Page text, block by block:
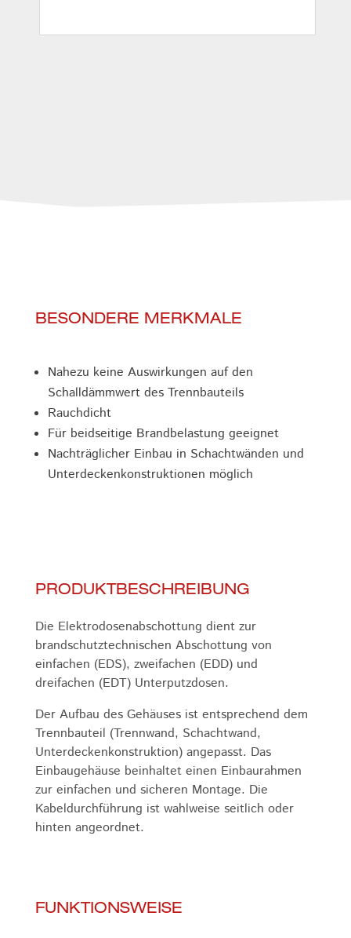
BESONDERE MERKMALE
Nahezu keine Auswirkungen auf den
Schalldämmwert des Trennbauteils
Rauchdicht
Für beidseitige Brandbelastung geeignet
Nachträglicher Einbau in Schachtwänden und
Unterdeckenkonstruktionen möglich
PRODUKTBESCHREIBUNG
Die Elektrodosenabschottung dient zur
brandschutztechnischen Abschottung von
einfachen (EDS), zweifachen (EDD) und
dreifachen (EDT) Unterputzdosen.
Der Aufbau des Gehäuses ist entsprechend dem
Trennbauteil (Trennwand, Schachtwand,
Unterdeckenkonstruktion) angepasst. Das
Einbaugehäuse beinhaltet einen Einbaurahmen
zur einfachen und sicheren Montage. Die
Kabeldurchführung ist wahlweise seitlich oder
hinten angeordnet.
FUNKTIONSWEISE